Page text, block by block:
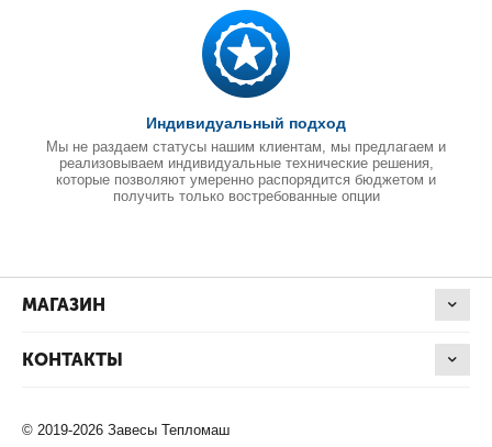
Индивидуальный подход
Мы не раздаем статусы нашим клиентам, мы предлагаем и
реализовываем индивидуальные технические решения,
которые позволяют умеренно распорядится бюджетом и
получить только востребованные опции
МАГАЗИН
КОНТАКТЫ
© 2019-2026 Завесы Тепломаш